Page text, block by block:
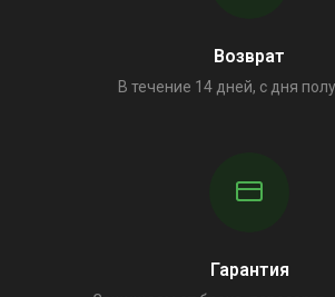
Возврат
В течение 14 дней, с дня
Гарантия